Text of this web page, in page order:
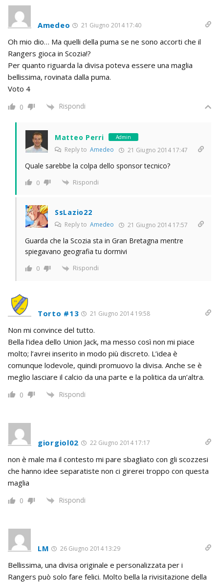
Amedeo 21 Giugno 2014 17:40
Oh mio dio… Ma quelli della puma se ne sono accorti che il
Rangers gioca in Scozia!?
Per quanto riguarda la divisa poteva essere una maglia
bellissima, rovinata dalla puma.
Voto 4
0 Rispondi
Matteo Perri Admin
Reply to Amedeo 21 Giugno 2014 17:47
Quale sarebbe la colpa dello sponsor tecnico?
0 Rispondi
SsLazio22
Reply to Amedeo 21 Giugno 2014 17:57
Guarda che la Scozia sta in Gran Bretagna mentre
spiegavano geografia tu dormivi
0 Rispondi
Torto #13 21 Giugno 2014 19:58
Non mi convince del tutto.
Bella l’idea dello Union Jack, ma messo così non mi piace
molto; l’avrei inserito in modo più discreto. L’idea è
comunque lodevole, quindi promuovo la divisa. Anche se è
meglio lasciare il calcio da una parte e la politica da un’altra.
0 Rispondi
giorgiol02 22 Giugno 2014 17:17
non è male ma il contesto mi pare sbagliato con gli scozzesi
che hanno idee separatiste non ci girerei troppo con questa
maglia
0 Rispondi
LM 26 Giugno 2014 13:29
Bellissima, una divisa originale e personalizzata per i
Rangers può solo fare felici. Molto bella la rivisitazione della